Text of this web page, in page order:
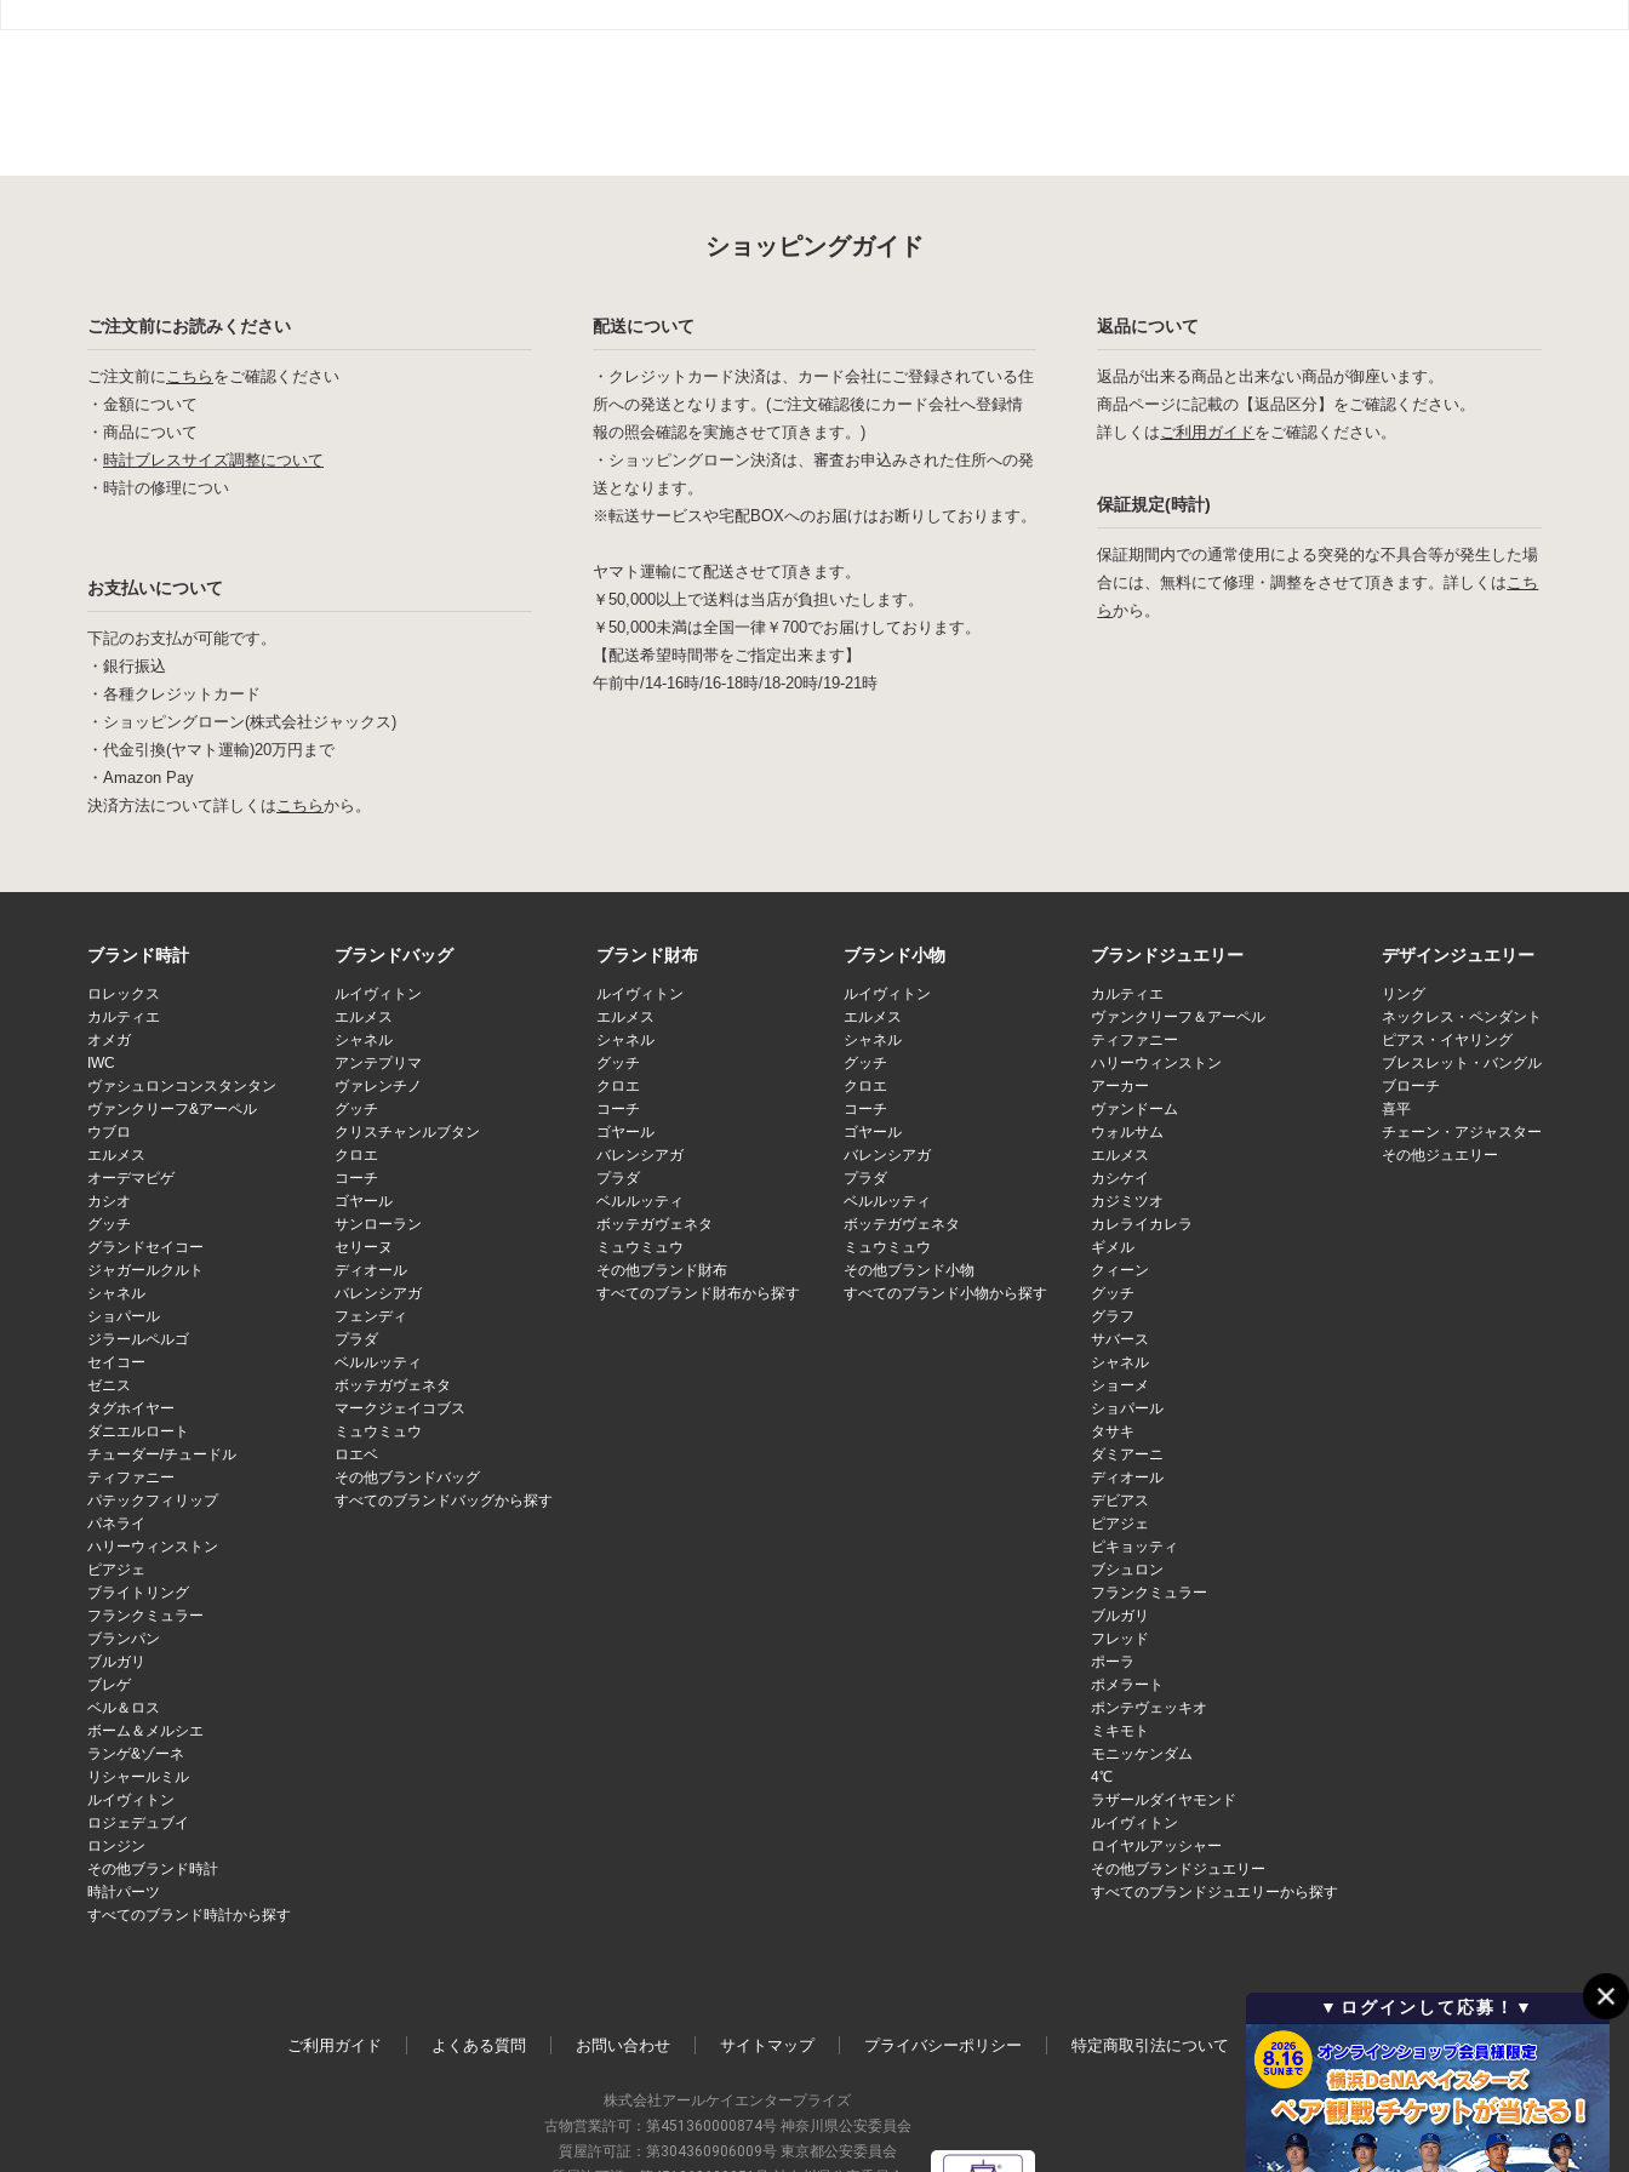
ショッピングガイド
ご注文前にお読みください
ご注文前にこちら をご確認ください
・ 金額について
・ 商品について
・ 時計ブレスサイズ調整について
・ 時計の修理につい
お支払いについて
下記のお支払が可能です。
・銀行振込
・各種クレジットカード
・ショッピングローン(株式会社ジャックス)
・代金引換(ヤマト運輸)20万円まで
・Amazon Pay
決済方法について詳しくはこちらから。
配送について
・クレジットカード決済は、カード会社にご登録されている住
所への発送となります。(ご注文確認後にカード会社へ登録情
報の照会確認を実施させて頂きます。)
・ショッピングローン決済は、審査お申込みされた住所への発
送となります。
※転送サービスや宅配BOXへのお届けはお断りしております。
ヤマト運輸にて配送させて頂きます。
￥50,000以上で送料は当店が負担いたします。
￥50,000未満は全国一律￥700でお届けしております。
【配送希望時間帯をご指定出来ます】
午前中/14-16時/16-18時/18-20時/19-21時
返品について
返品が出来る商品と出来ない商品が御座います。
商品ページに記載の【返品区分】をご確認ください。
詳しくはご利用ガイドをご確認ください。
保証規定(時計)
保証期間内での通常使用による突発的な不具合等が発生した場
合には、無料にて修理・調整をさせて頂きます。詳しくはこち
らから。
ブランド時計
ロレックス
カルティエ
オメガ
IWC
ヴァシュロンコンスタンタン
ヴァンクリーフ&アーペル
ウブロ
エルメス
オーデマピゲ
カシオ
グッチ
グランドセイコー
ジャガールクルト
シャネル
ショパール
ジラールペルゴ
セイコー
ゼニス
タグホイヤー
ダニエルロート
チューダー/チュードル
ティファニー
パテックフィリップ
パネライ
ハリーウィンストン
ピアジェ
ブライトリング
フランクミュラー
ブランパン
ブルガリ
ブレゲ
ベル＆ロス
ボーム＆メルシエ
ランゲ&ゾーネ
リシャールミル
ルイヴィトン
ロジェデュブイ
ロンジン
その他ブランド時計
時計パーツ
すべてのブランド時計から探す
ブランドバッグ
ルイヴィトン
エルメス
シャネル
アンテプリマ
ヴァレンチノ
グッチ
クリスチャンルブタン
クロエ
コーチ
ゴヤール
サンローラン
セリーヌ
ディオール
バレンシアガ
フェンディ
プラダ
ベルルッティ
ボッテガヴェネタ
マークジェイコブス
ミュウミュウ
ロエベ
その他ブランドバッグ
すべてのブランドバッグから探す
ブランド財布
ルイヴィトン
エルメス
シャネル
グッチ
クロエ
コーチ
ゴヤール
バレンシアガ
プラダ
ベルルッティ
ボッテガヴェネタ
ミュウミュウ
その他ブランド財布
すべてのブランド財布から探す
ブランド小物
ルイヴィトン
エルメス
シャネル
グッチ
クロエ
コーチ
ゴヤール
バレンシアガ
プラダ
ベルルッティ
ボッテガヴェネタ
ミュウミュウ
その他ブランド小物
すべてのブランド小物から探す
ブランドジュエリー
カルティエ
ヴァンクリーフ＆アーペル
ティファニー
ハリーウィンストン
アーカー
ヴァンドーム
ウォルサム
エルメス
カシケイ
カジミツオ
カレライカレラ
ギメル
クィーン
グッチ
グラフ
サバース
シャネル
ショーメ
ショパール
タサキ
ダミアーニ
ディオール
デビアス
ピアジェ
ピキョッティ
ブシュロン
フランクミュラー
ブルガリ
フレッド
ポーラ
ポメラート
ポンテヴェッキオ
ミキモト
モニッケンダム
4℃
ラザールダイヤモンド
ルイヴィトン
ロイヤルアッシャー
その他ブランドジュエリー
すべてのブランドジュエリーから探す
デザインジュエリー
リング
ネックレス・ペンダント
ピアス・イヤリング
ブレスレット・バングル
ブローチ
喜平
チェーン・アジャスター
その他ジュエリー
ご利用ガイド よくある質問 お問い合わせ サイトマップ プライバシーポリシー 特定商取引法について 会社概要
株式会社アールケイエンタープライズ
古物営業許可：第451360000874号 神奈川県公安委員会
質屋許可証：第304360906009号 東京都公安委員会
▼ログインして応募！▼